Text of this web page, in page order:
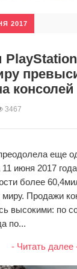
2017
консолей
3467
еще
июня 2017
более
Продажи
высокими: по
по...
- Читать далее